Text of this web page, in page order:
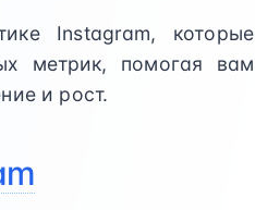
Instagram, которые
метрик, помогая вам
и рост.